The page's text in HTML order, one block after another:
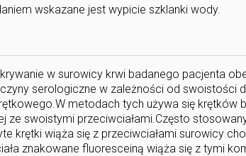
wskazane jest wypicie szklanki wody.
w surowicy krwi badanego pacjenta
serologiczne w zależności od swoistości
metodach tych używa się krętków
ze swoistymi przeciwciałami.Często
krętki wiąża się z przeciwciałami surowicy
znakowane fluoresceiną wiąża się z tymi